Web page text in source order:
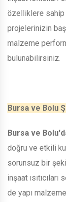
özelliklere sahip
projelerinizin
malzeme
bulunabilirsiniz.
Bursa ve Bolu
Bursa ve
doğru ve etkili
sorunsuz bir
inşaat
de yapı